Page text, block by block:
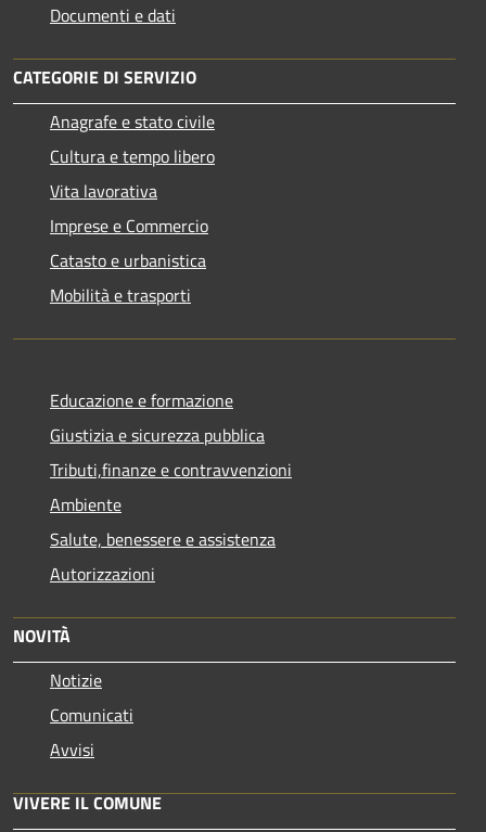
Documenti e dati
CATEGORIE DI SERVIZIO
Anagrafe e stato civile
Cultura e tempo libero
Vita lavorativa
Imprese e Commercio
Catasto e urbanistica
Mobilità e trasporti
Educazione e formazione
Giustizia e sicurezza pubblica
Tributi,finanze e contravvenzioni
Ambiente
Salute, benessere e assistenza
Autorizzazioni
NOVITÀ
Notizie
Comunicati
Avvisi
VIVERE IL COMUNE